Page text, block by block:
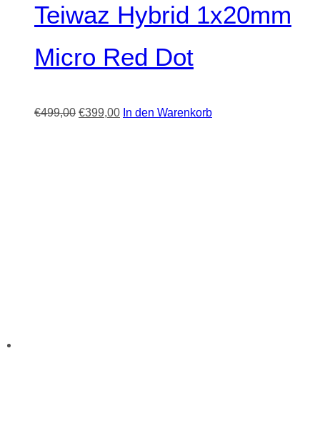
Teiwaz Hybrid 1x20mm
Micro Red Dot
€499,00 Ursprünglicher
€399,00Aktueller
In den Warenkorb